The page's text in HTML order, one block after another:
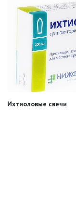
Ихтиоловые свечи